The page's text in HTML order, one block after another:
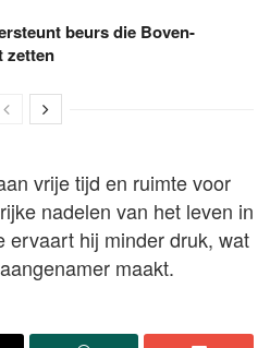
beurs die Boven-
zetten
vrije tijd en ruimte voor
nadelen van het leven in
ervaart hij minder druk, wat
maakt.